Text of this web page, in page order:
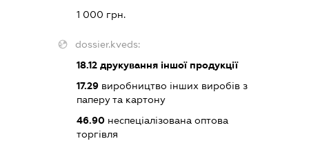
1 000 грн.
dossier.kveds:
18.12 друкування іншої продукції
17.29 виробництво інших виробів з
паперу та картону
46.90 неспеціалізована оптова
торгівля